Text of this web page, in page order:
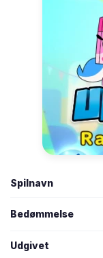
Spilnavn
Bedømmelse
Udgivet